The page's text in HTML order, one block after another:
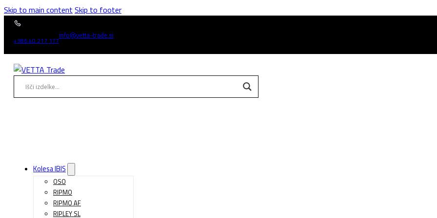
Skip to main content Skip to footer
+386 40 217 177
info@vetta-trade.si
Kolesa IBIS
OSO
RIPMO
RIPMO AF
RIPLEY SL